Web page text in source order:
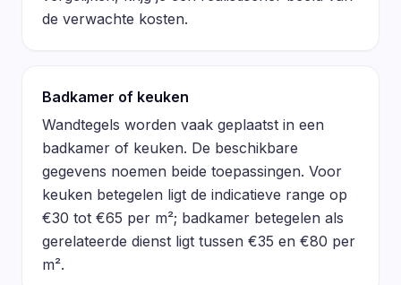
de verwachte kosten.
Badkamer of keuken
Wandtegels worden vaak geplaatst in een
badkamer of keuken. De beschikbare
gegevens noemen beide toepassingen. Voor
keuken betegelen ligt de indicatieve range op
€30 tot €65 per m²; badkamer betegelen als
gerelateerde dienst ligt tussen €35 en €80 per
m².